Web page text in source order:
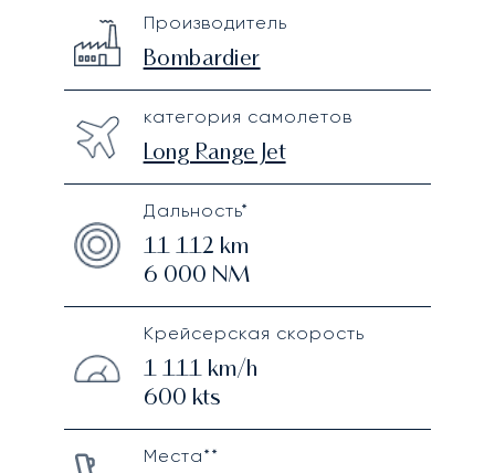
Technical specifications
Производитель
Bombardier
категория самолетов
Long Range Jet
Дальность*
11 112 km
6 000 NM
Крейсерская скорость
1 111km/h
600 kts
Места**